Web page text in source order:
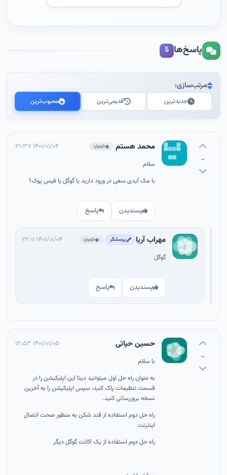
پاسخ‌ها 5
مرتب‌سازی:
جدیدترین قدیمی‌ترین محبوب‌ترین
-
محمد هستم تازه‌وارد
۱۴۰۱/۰۱/۰۴ ۲۱:۳۷
سلام
با مک آیدی سعی در ورود دارید یا گوگل یا فیس پوک؟
پسندیدن پاسخ
مهراب آریا پرسشگر تازه‌وارد
۱۴۰۱/۰۱/۰۴ ۲۲:۱۱
گوگل
پسندیدن پاسخ
-
حسین حیاتی
۱۴۰۱/۰۱/۰۵ ۱۲:۵۳
با سلام
به عنوان راه حل اول میتوانید دیتا این اپلیکیشن را در
قسمت تنظیمات پاک کنید، سپس اپلیکیشن را به آخرین
نسخه بروزرسانی کنید.
راه حل دوم استفاده از قند شکن به منظور صحت اتصال
اینترنت
راه حل دوم استفاده از یک اکانت گوگل دیگر